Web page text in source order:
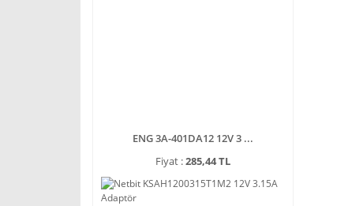
ENG 3A-401DA12 12V 3 ...
Fiyat :285,44 TL